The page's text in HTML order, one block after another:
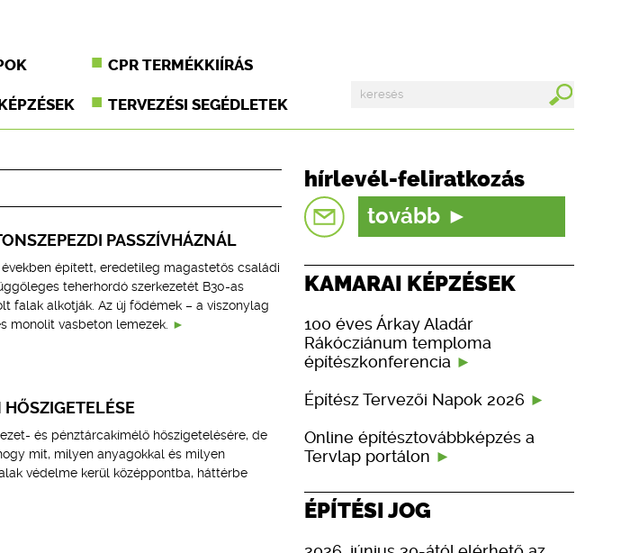
CPR TERMÉKKIÍRÁS
TERVEZÉSI SEGÉDLETEK
PASSZÍVHÁZNÁL
épített, eredetileg magastetős családi
teherhordó szerkezetét B30-as
falak alkotják. Az új födémek – a viszonylag
monolit vasbeton lemezek.
és pénztárcakímélő hőszigetelésére, de
mit, milyen anyagokkal és milyen
védelme kerül középpontba, háttérbe
hírlevél-feliratkozás
tovább
KAMARAI KÉPZÉSEK
100 éves Árkay Aladár
Rákócziánum temploma
építészkonferencia
Építész Tervezői Napok 2026
Online építésztovábbképzés a
Tervlap portálon
ÉPÍTÉSI JOG